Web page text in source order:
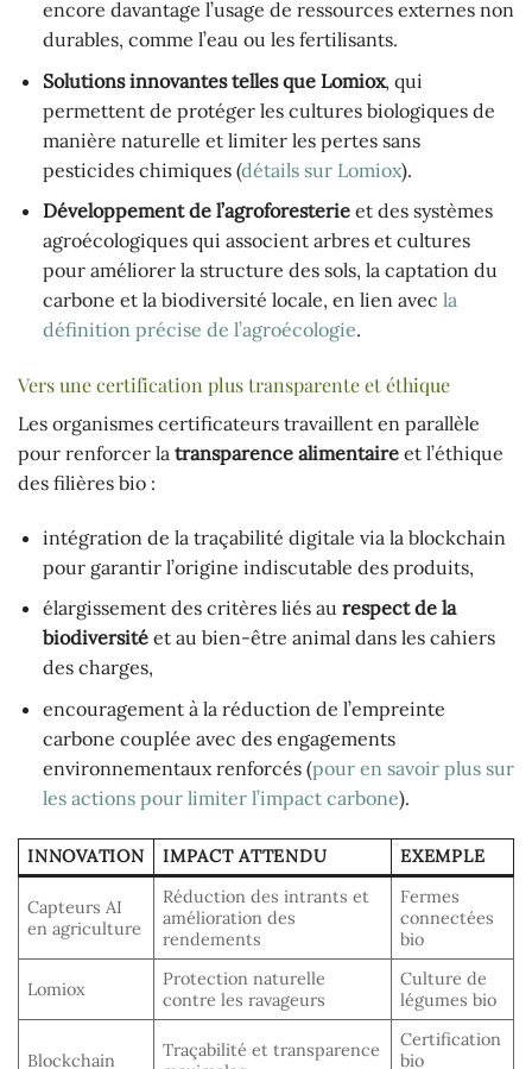
encore davantage l’usage de ressources externes non
durables, comme l’eau ou les fertilisants.
Solutions innovantes telles que Lomiox, qui
permettent de protéger les cultures biologiques de
manière naturelle et limiter les pertes sans
pesticides chimiques (détails sur Lomiox).
Développement de l’agroforesterieet des systèmes
agroécologiques qui associent arbres et cultures
pour améliorer la structure des sols, la captation du
carbone et la biodiversité locale, en lien avec la
définition précise de l’agroécologie.
Vers une certification plus transparente et éthique
Les organismes certificateurs travaillent en parallèle
pour renforcer la transparence alimentaire et l’éthique
des filières bio :
intégration de la traçabilité digitale via la blockchain
pour garantir l’origine indiscutable des produits,
élargissement des critères liés au respect de la
biodiversitéet au bien-être animal dans les cahiers
des charges,
encouragement à la réduction de l’empreinte
carbone couplée avec des engagements
environnementaux renforcés (pour en savoir plus sur
les actions pour limiter l’impact carbone).
INNOVATION IMPACT ATTENDU EXEMPLE
Capteurs AI
en agriculture
Réduction des intrants et
amélioration des
rendements
Fermes
connectées
bio
Lomiox
Protection naturelle
contre les ravageurs
Culture de
légumes bio
Blockchain
Traçabilité et transparence
Certification
bio